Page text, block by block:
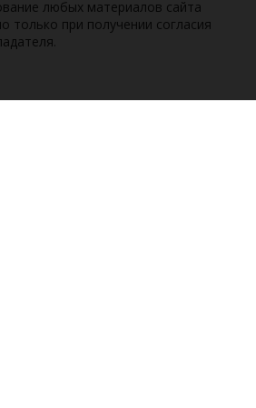
любых материалов сайта
только при получении согласия